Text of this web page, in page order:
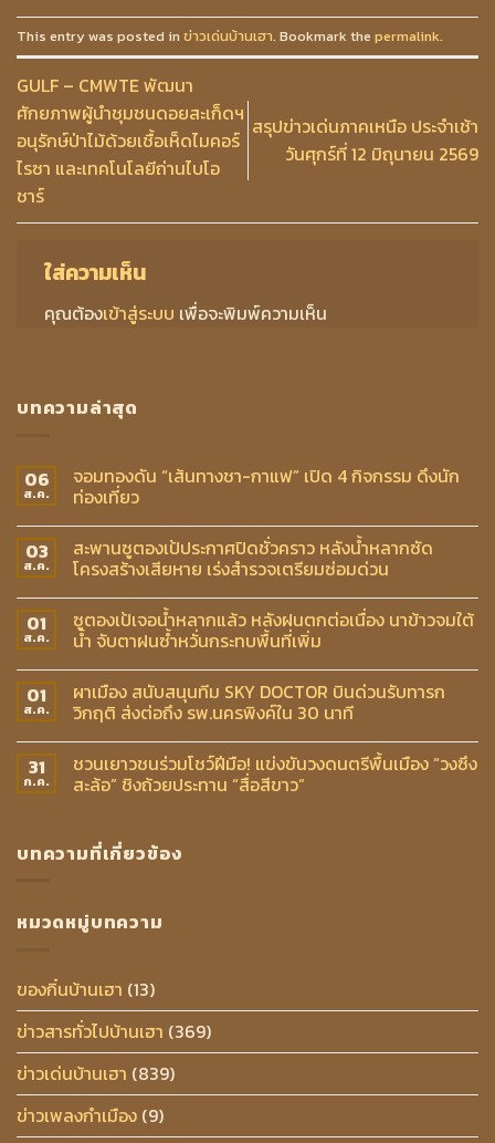
This entry was posted in ข่าวเด่นบ้านเฮา. Bookmark the permalink.
GULF – CMWTE พัฒนา
ศักยภาพผู้นำชุมชนดอยสะเก็ดฯ
อนุรักษ์ป่าไม้ด้วยเชื้อเห็ดไมคอร์
ไรซา และเทคโนโลยีถ่านไบโอ
ชาร์
สรุปข่าวเด่นภาคเหนือ ประจำเช้า
วันศุกร์ที่ 12 มิถุนายน 2569
ใส่ความเห็น
คุณต้องเข้าสู่ระบบ เพื่อจะพิมพ์ความเห็น
บทความล่าสุด
06
ส.ค.
จอมทองดัน “เส้นทางชา-กาแฟ” เปิด 4 กิจกรรม ดึงนัก
ท่องเที่ยว
03
ส.ค.
สะพานซูตองเป้ประกาศปิดชั่วคราว หลังน้ำหลากซัด
โครงสร้างเสียหาย เร่งสำรวจเตรียมซ่อมด่วน
01
ส.ค.
ซูตองเป้เจอน้ำหลากแล้ว หลังฝนตกต่อเนื่อง นาข้าวจมใต้
น้ำ จับตาฝนซ้ำหวั่นกระทบพื้นที่เพิ่ม
01
ส.ค.
ผาเมือง สนับสนุนทีม SKY DOCTOR บินด่วนรับทารก
วิกฤติ ส่งต่อถึง รพ.นครพิงค์ใน 30 นาที
31
ก.ค.
ชวนเยาวชนร่วมโชว์ฝีมือ! แข่งขันวงดนตรีพื้นเมือง “วงซึง
สะล้อ” ชิงถ้วยประทาน “สื่อสีขาว”
บทความที่เกี่ยวข้อง
หมวดหมู่บทความ
ของกิ๋นบ้านเฮา (13)
ข่าวสารทั่วไปบ้านเฮา (369)
ข่าวเด่นบ้านเฮา (839)
ข่าวเพลงกำเมือง (9)